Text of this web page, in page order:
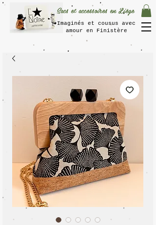
Imaginés et cousus avec
amour en Finistère
Sacs et accessoires en Liège